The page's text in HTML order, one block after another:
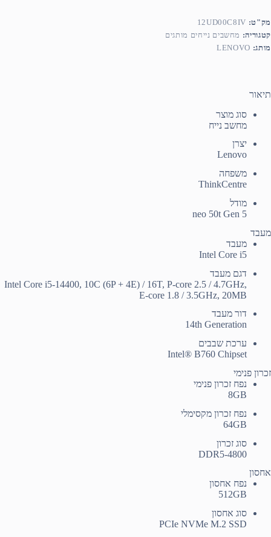
מק"ט: 12UD00C8IV
קטגוריה: מחשבים נייחים מותגים
מותג: LENOVO
תיאור
סוג מוצר
מחשב נייח
יצרן
Lenovo
משפחה
ThinkCentre
מודל
neo 50t Gen 5
מעבד
מעבד
Intel Core i5
דגם מעבד
Intel Core i5-14400, 10C (6P + 4E) / 16T, P-core 2.5 / 4.7GHz,
E-core 1.8 / 3.5GHz, 20MB
דור מעבד
14th Generation
ערכת שבבים
Intel® B760 Chipset
זכרון פנימי
נפח זכרון פנימי
8GB
נפח זכרון מקסימלי
64GB
סוג זכרון
DDR5-4800
אחסון
נפח אחסון
512GB
סוג אחסון
PCIe NVMe M.2 SSD